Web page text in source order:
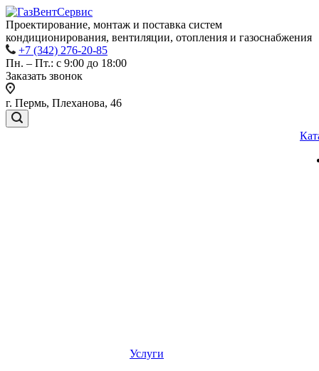
Проектирование, монтаж и поставка систем
кондиционирования, вентиляции, отопления и газоснабжения
+7 (342) 276-20-85
Пн. – Пт.: с 9:00 до 18:00
Заказать звонок
г. Пермь, Плеханова, 46
Услуги